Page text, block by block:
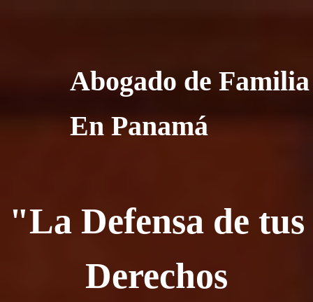
Abogado de Familia
En Panamá
"La Defensa de tus
Derechos